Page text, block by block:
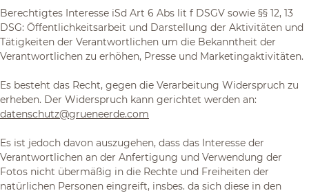
Berechtigtes Interesse iSd Art 6 Abs lit f DSGV sowie §§ 12, 13
DSG: Öffentlichkeitsarbeit und Darstellung der Aktivitäten und
Tätigkeiten der Verantwortlichen um die Bekanntheit der
Verantwortlichen zu erhöhen, Presse und Marketingaktivitäten.
Es besteht das Recht, gegen die Verarbeitung Widerspruch zu
erheben. Der Widerspruch kann gerichtet werden an:
datenschutz@grueneerde.com
Es ist jedoch davon auszugehen, dass das Interesse der
Verantwortlichen an der Anfertigung und Verwendung der
Fotos nicht übermäßig in die Rechte und Freiheiten der
natürlichen Personen eingreift, insbes. da sich diese in den